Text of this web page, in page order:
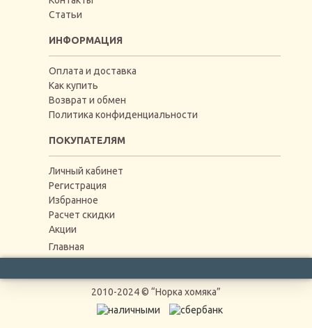
Статьи
ИНФОРМАЦИЯ
Оплата и доставка
Как купить
Возврат и обмен
Политика конфиденциальности
ПОКУПАТЕЛЯМ
Личный кабинет
Регистрация
Избранное
Расчет скидки
Акции
Главная
2010-2024 © “Норка хомяка”